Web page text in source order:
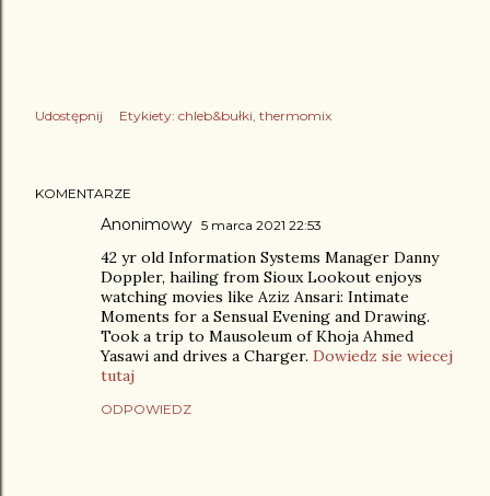
Udostępnij Etykiety: chleb&bułki thermomix
KOMENTARZE
Anonimowy 5 marca 2021 22:53
42 yr old Information Systems Manager Danny
Doppler, hailing from Sioux Lookout enjoys
watching movies like Aziz Ansari: Intimate
Moments for a Sensual Evening and Drawing.
Took a trip to Mausoleum of Khoja Ahmed
Yasawi and drives a Charger. Dowiedz sie wiecej
tutaj
ODPOWIEDZ